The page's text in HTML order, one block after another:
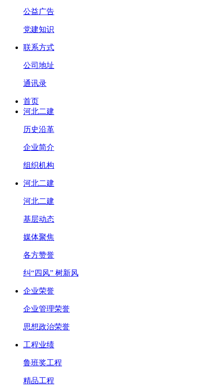
公益广告
党建知识
联系方式
公司地址
通讯录
首页
河北二建
历史沿革
企业简介
组织机构
河北二建
河北二建
基层动态
媒体聚焦
各方赞誉
纠“四风” 树新风
企业荣誉
企业管理荣誉
思想政治荣誉
工程业绩
鲁班奖工程
精品工程